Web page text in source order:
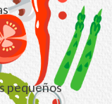
pequeños